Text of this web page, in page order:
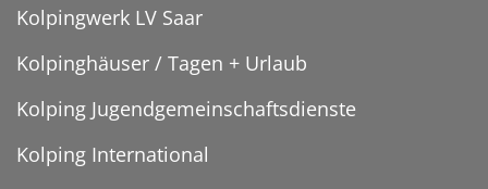
Kolpingwerk LV Saar
Kolpinghäuser / Tagen + Urlaub
Kolping Jugendgemeinschaftsdienste
Kolping International